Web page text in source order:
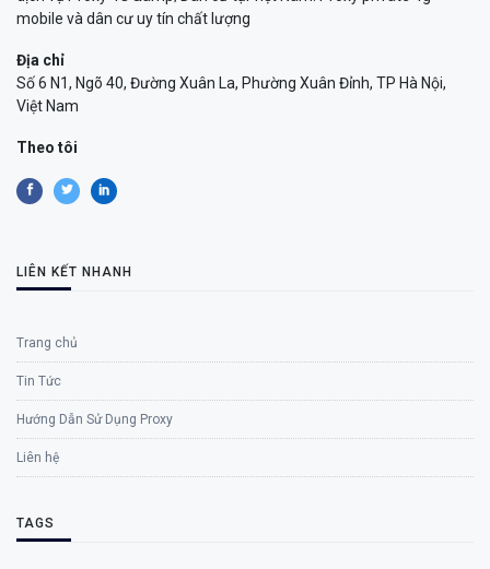
mobile và dân cư uy tín chất lượng
Địa chỉ
Số 6 N1, Ngõ 40, Đường Xuân La, Phường Xuân Đỉnh, TP Hà Nội,
Việt Nam
Theo tôi
LIÊN KẾT NHANH
Trang chủ
Tin Tức
Hướng Dẫn Sử Dụng Proxy
Liên hệ
TAGS